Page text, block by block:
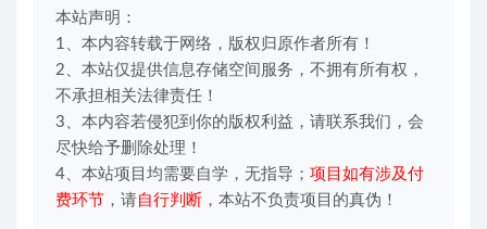
本站声明：
1、本内容转载于网络，版权归原作者所有！
2、本站仅提供信息存储空间服务，不拥有所有权，
不承担相关法律责任！
3、本内容若侵犯到你的版权利益，请联系我们，会
尽快给予删除处理！
4、本站项目均需要自学，无指导； 项目如有涉及付
费环节 ，请自行判断 ，本站不负责项目的真伪！